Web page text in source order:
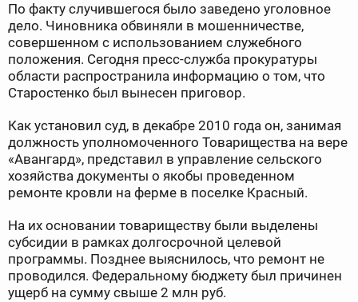
По факту случившегося было заведено уголовное
дело. Чиновника обвиняли в мошенничестве,
совершенном с использованием служебного
положения. Сегодня пресс-служба прокуратуры
области распространила информацию о том, что
Старостенко был вынесен приговор.
Как установил суд, в декабре 2010 года он, занимая
должность уполномоченного Товарищества на вере
«Авангард», представил в управление сельского
хозяйства документы о якобы проведенном
ремонте кровли на ферме в поселке Красный.
На их основании товариществу были выделены
субсидии в рамках долгосрочной целевой
программы. Позднее выяснилось, что ремонт не
проводился. Федеральному бюджету был причинен
ущерб на сумму свыше 2 млн руб.